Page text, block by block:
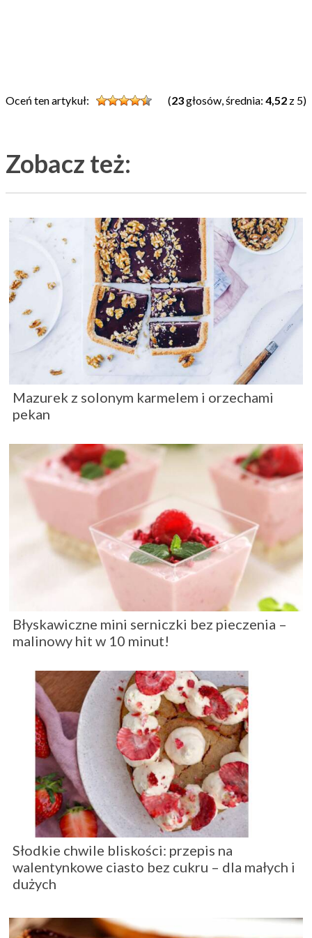
Oceń ten artykuł: (23głosów, średnia: 4,52 z 5)
Zobacz też:
Mazurek z solonym karmelem i orzechami
pekan
Błyskawiczne mini serniczki bez pieczenia –
malinowy hit w 10 minut!
Słodkie chwile bliskości: przepis na
walentynkowe ciasto bez cukru – dla małych i
dużych